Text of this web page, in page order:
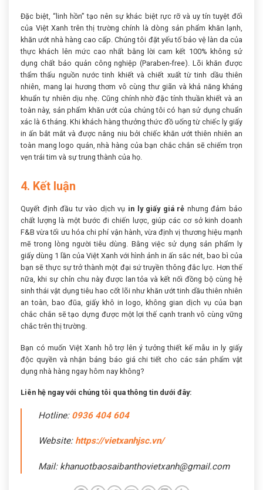
Đặc biệt, “linh hồn” tạo nên sự khác biệt rực rỡ và uy tín tuyệt đối
của Việt Xanh trên thị trường chính là dòng sản phẩm khăn lạnh,
khăn ướt nhà hàng cao cấp. Chúng tôi đặt yếu tố bảo vệ làn da của
thực khách lên mức cao nhất bằng lời cam kết 100% không sử
dụng chất bảo quản công nghiệp (Paraben-free). Lõi khăn được
thẩm thấu nguồn nước tinh khiết và chiết xuất từ tinh dầu thiên
nhiên, mang lại hương thơm vô cùng thư giãn và khả năng kháng
khuẩn tự nhiên dịu nhẹ. Cũng chính nhờ đặc tính thuần khiết và an
toàn này, sản phẩm khăn ướt của chúng tôi có hạn sử dụng chuẩn
xác là 6 tháng. Khi khách hàng thưởng thức đồ uống từ chiếc ly giấy
in ấn bắt mắt và được nâng niu bởi chiếc khăn ướt thiên nhiên an
toàn mang logo quán, nhà hàng của bạn chắc chắn sẽ chiếm trọn
vẹn trái tim và sự trung thành của họ.
4. Kết luận
Quyết định đầu tư vào dịch vụ in ly giấy giá rẻ nhưng đảm bảo
chất lượng là một bước đi chiến lược, giúp các cơ sở kinh doanh
F&B vừa tối ưu hóa chi phí vận hành, vừa định vị thương hiệu mạnh
mẽ trong lòng người tiêu dùng. Bằng việc sử dụng sản phẩm ly
giấy dùng 1 lần của Việt Xanh với hình ảnh in ấn sắc nét, bao bì của
bạn sẽ thực sự trở thành một đại sứ truyền thông đắc lực. Hơn thế
nữa, khi sự chỉn chu này được lan tỏa và kết nối đồng bộ cùng hệ
sinh thái vật dụng tiêu hao cốt lõi như khăn ướt tinh dầu thiên nhiên
an toàn, bao đũa, giấy khô in logo, không gian dịch vụ của bạn
chắc chắn sẽ tạo dựng được một lợi thế cạnh tranh vô cùng vững
chắc trên thị trường.
Bạn có muốn Việt Xanh hỗ trợ lên ý tưởng thiết kế mẫu in ly giấy
độc quyền và nhận bảng báo giá chi tiết cho các sản phẩm vật
dụng nhà hàng ngay hôm nay không?
Liên hệ ngay với chúng tôi qua thông tin dưới đây:
Hotline: 0936 404 604
Website: https://vietxanhjsc.vn/
Mail: khanuotbaosaibanthovietxanh@gmail.com